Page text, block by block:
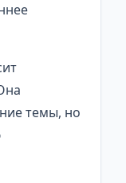
темы, но